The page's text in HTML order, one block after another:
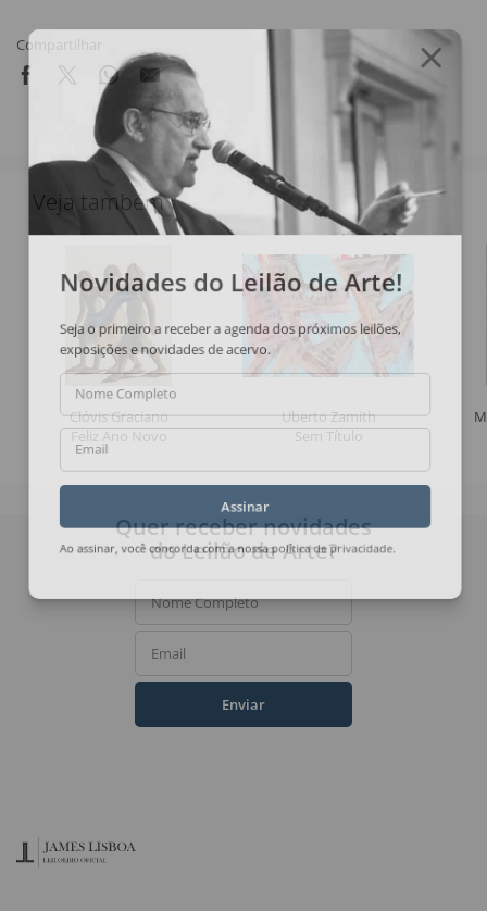
Compartilhar
Veja também
Clóvis Graciano
Feliz Ano Novo
Uberto Zamith
Sem Título
Novidades do Leilão de Arte!
Seja o primeiro a receber a agenda dos próximos leilões,
exposições e novidades de acervo.
Nome Completo
Email
Assinar
Ao assinar, você concorda com a nossapolítica de privacidade
Quer receber novidades
do Leilão de Arte?
Nome Completo
Email
Enviar